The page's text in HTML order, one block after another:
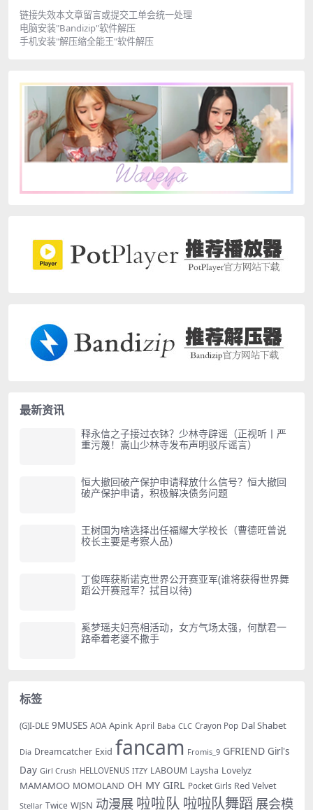
链接失效本文章留言或提交工单会统一处理
电脑安装"Bandizip"软件解压
手机安装"解压缩全能王"软件解压
最新资讯
释永信之子接过衣钵？少林寺辟谣（正视听丨严
重污蔑！嵩山少林寺发布声明驳斥谣言）
恒大撤回破产保护申请释放什么信号？恒大撤回
破产保护申请，积极解决债务问题
王树国为啥选择出任福耀大学校长（曹德旺曾说
校长主要是考察人品）
丁俊晖获斯诺克世界公开赛亚军(谁将获得世界舞
蹈公开赛冠军？拭目以待)
奚梦瑶夫妇亮相活动，女方气场太强，何猷君一
路牵着老婆不撒手
标签
(G)I-DLE 9MUSES AOA Apink April Baba CLC Crayon Pop Dal Shabet
Dia Dreamcatcher Exid fancam Fromis_9 GFRIEND Girl's
Day Girl Crush HELLOVENUS ITZY LABOUM Laysha Lovelyz
MAMAMOO MOMOLAND OH MY GIRL Pocket Girls Red Velvet
Stellar Twice WJSN 动漫展 啦啦队 啦啦队舞蹈 展会模